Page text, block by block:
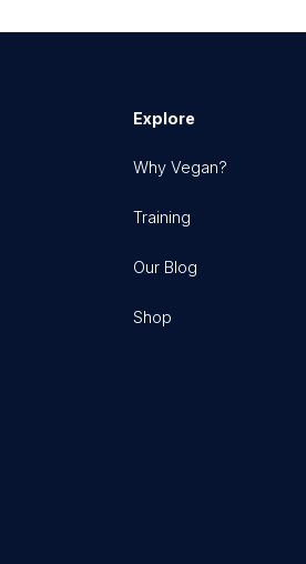
Explore
Why Vegan?
Training
Our Blog
Shop